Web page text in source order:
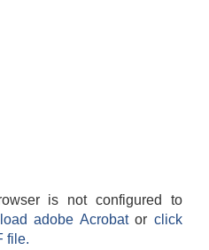
is not configured to
adobe Acrobatorclick
file.